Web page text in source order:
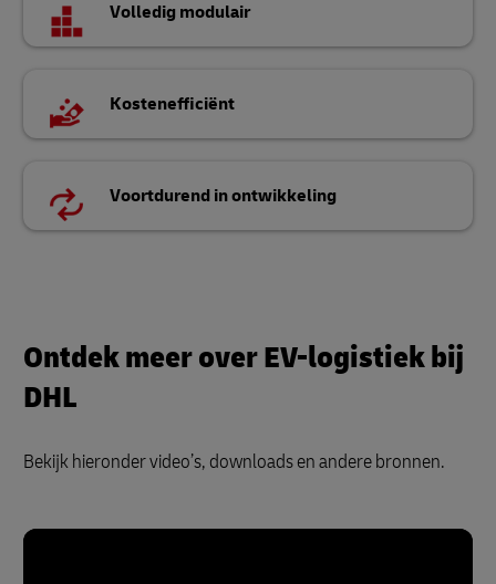
Volledig modulair
Kostenefficiënt
Voortdurend in ontwikkeling
Ontdek meer over EV-logistiek bij
DHL
Bekijk hieronder video’s, downloads en andere bronnen.